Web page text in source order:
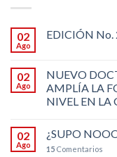
02
Ago
EDICIÓN No.
02
Ago
NUEVO
AMPLÍA LA
NIVEL EN LA
02
Ago
¿SUPO
15 Comentarios